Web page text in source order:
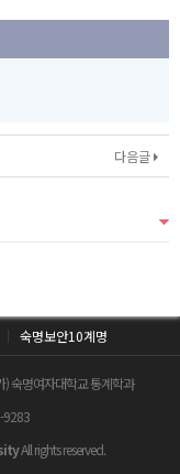
다음글
숙명보안10계명
숙명여자대학교 통계학과
9283
All rights reserved.